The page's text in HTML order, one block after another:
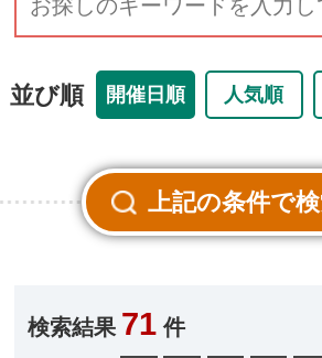
並び順 開催日順 人気順
検索結果 71 件